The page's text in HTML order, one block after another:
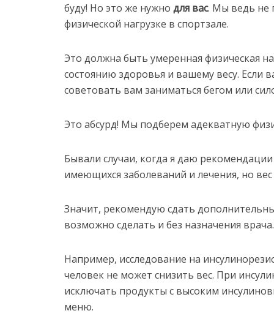
буду! Но это же нужно для вас. Мы ведь не
физической нагрузке в спортзале.
Это должна быть умеренная физическая
состоянию здоровья и вашему весу. Если
советовать вам заниматься бегом или
Это абсурд! Мы подберем адекватную
Бывали случаи, когда я даю
имеющихся заболеваний и лечения, но вес
Значит, рекомендую сдать
возможно сделать и без назначения врача.
Например, исследование на
человек не может снизить вес. При
исключать продукты с высоким
меню.